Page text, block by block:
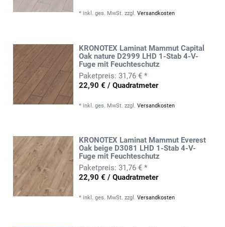
* inkl. ges. MwSt. zzgl.Versandkosten
KRONOTEX Laminat Mammut Capital
Oak nature D2999 LHD 1-Stab 4-V-
Fuge mit Feuchteschutz
31,76 € *
22,90 € / Quadratmeter
* inkl. ges. MwSt. zzgl.Versandkosten
KRONOTEX Laminat Mammut Everest
Oak beige D3081 LHD 1-Stab 4-V-
Fuge mit Feuchteschutz
31,76 € *
22,90 € / Quadratmeter
* inkl. ges. MwSt. zzgl.Versandkosten